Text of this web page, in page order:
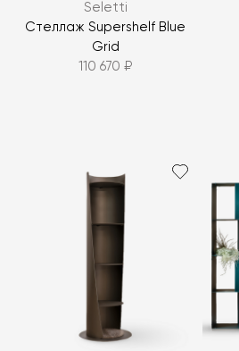
Seletti
Стеллаж Supershelf Blue
Grid
110 670 ₽